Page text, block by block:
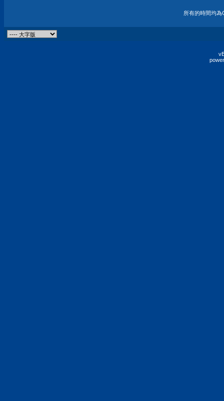
所有的時間均為